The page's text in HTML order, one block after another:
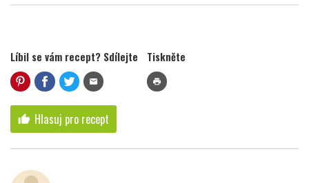
Líbil se vám recept? Sdílejte
mail
Tiskněte
print
thumb_up Hlasuj pro recept